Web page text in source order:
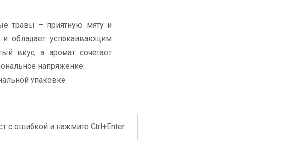
травы – приятную мяту и
обладает успокаивающим
вкус, а аромат сочетает
напряжение.
упаковке.
с ошибкой и нажмите Ctrl+Enter.